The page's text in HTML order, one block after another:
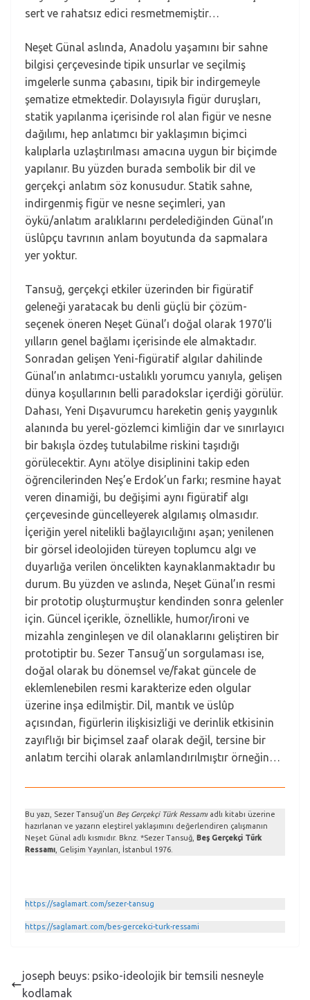
sert ve rahatsız edici resmetmemiştir…
Neşet Günal aslında, Anadolu yaşamını bir sahne
bilgisi çerçevesinde tipik unsurlar ve seçilmiş
imgelerle sunma çabasını, tipik bir indirgemeyle
şematize etmektedir. Dolayısıyla figür duruşları,
statik yapılanma içerisinde rol alan figür ve nesne
dağılımı, hep anlatımcı bir yaklaşımın biçimci
kalıplarla uzlaştırılması amacına uygun bir biçimde
yapılanır. Bu yüzden burada sembolik bir dil ve
gerçekçi anlatım söz konusudur. Statik sahne,
indirgenmiş figür ve nesne seçimleri, yan
öykü/anlatım aralıklarını perdelediğinden Günal’ın
üslûpçu tavrının anlam boyutunda da sapmalara
yer yoktur.
Tansuğ, gerçekçi etkiler üzerinden bir figüratif
geleneği yaratacak bu denli güçlü bir çözüm-
seçenek öneren Neşet Günal’ı doğal olarak 1970’li
yılların genel bağlamı içerisinde ele almaktadır.
Sonradan gelişen Yeni-figüratif algılar dahilinde
Günal’ın anlatımcı-ustalıklı yorumcu yanıyla, gelişen
dünya koşullarının belli paradokslar içerdiği görülür.
Dahası, Yeni Dışavurumcu hareketin geniş yaygınlık
alanında bu yerel-gözlemci kimliğin dar ve sınırlayıcı
bir bakışla özdeş tutulabilme riskini taşıdığı
görülecektir. Aynı atölye disiplinini takip eden
öğrencilerinden Neş’e Erdok’un farkı; resmine hayat
veren dinamiği, bu değişimi aynı figüratif algı
çerçevesinde güncelleyerek algılamış olmasıdır.
İçeriğin yerel nitelikli bağlayıcılığını aşan; yenilenen
bir görsel ideolojiden türeyen toplumcu algı ve
duyarlığa verilen öncelikten kaynaklanmaktadır bu
durum. Bu yüzden ve aslında, Neşet Günal’ın resmi
bir prototip oluşturmuştur kendinden sonra gelenler
için. Güncel içerikle, öznellikle, humor/ironi ve
mizahla zenginleşen ve dil olanaklarını geliştiren bir
prototiptir bu. Sezer Tansuğ’un sorgulaması ise,
doğal olarak bu dönemsel ve/fakat güncele de
eklemlenebilen resmi karakterize eden olgular
üzerine inşa edilmiştir. Dil, mantık ve üslûp
açısından, figürlerin ilişkisizliği ve derinlik etkisinin
zayıflığı bir biçimsel zaaf olarak değil, tersine bir
anlatım tercihi olarak anlamlandırılmıştır örneğin…
Bu yazı, Sezer Tansuğ’un Beş Gerçekçi Türk Ressamı adlı kitabı üzerine
hazırlanan ve yazarın eleştirel yaklaşımını değerlendiren çalışmanın
Neşet Günal adlı kısmıdır. Bknz. *Sezer Tansuğ, Beş Gerçekçi Türk
Ressamı , Gelişim Yayınları, İstanbul 1976.
https://saglamart.com/sezer-tansug
https://saglamart.com/bes-gercekci-turk-ressami
joseph beuys: psiko-ideolojik bir temsili nesneyle
kodlamak